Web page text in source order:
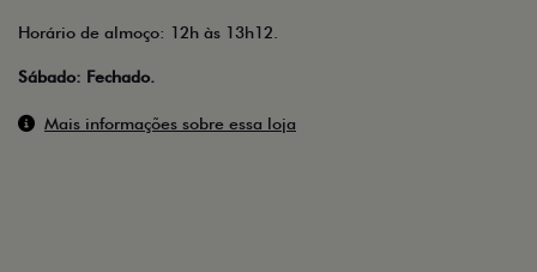
Horário de almoço: 12h às 13h12.
Sábado: Fechado.
Mais informações sobre essa loja